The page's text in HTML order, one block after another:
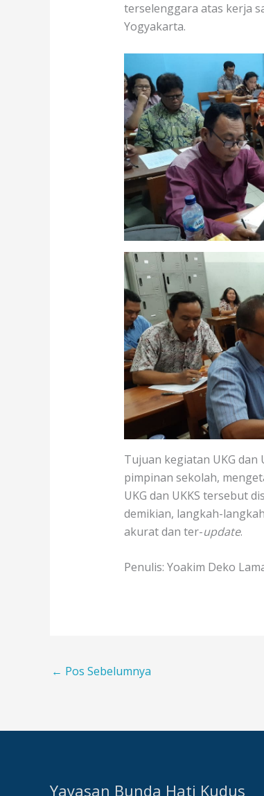
terselenggara atas kerja
Yogyakarta.
Tujuan kegiatan UKG
pimpinan sekolah,
UKG dan UKKS tersebut
demikian, langkah-
akurat dan ter-update.
Penulis: Yoakim Deko
← Pos Sebelumnya
Yayasan Bunda Hati Kudus